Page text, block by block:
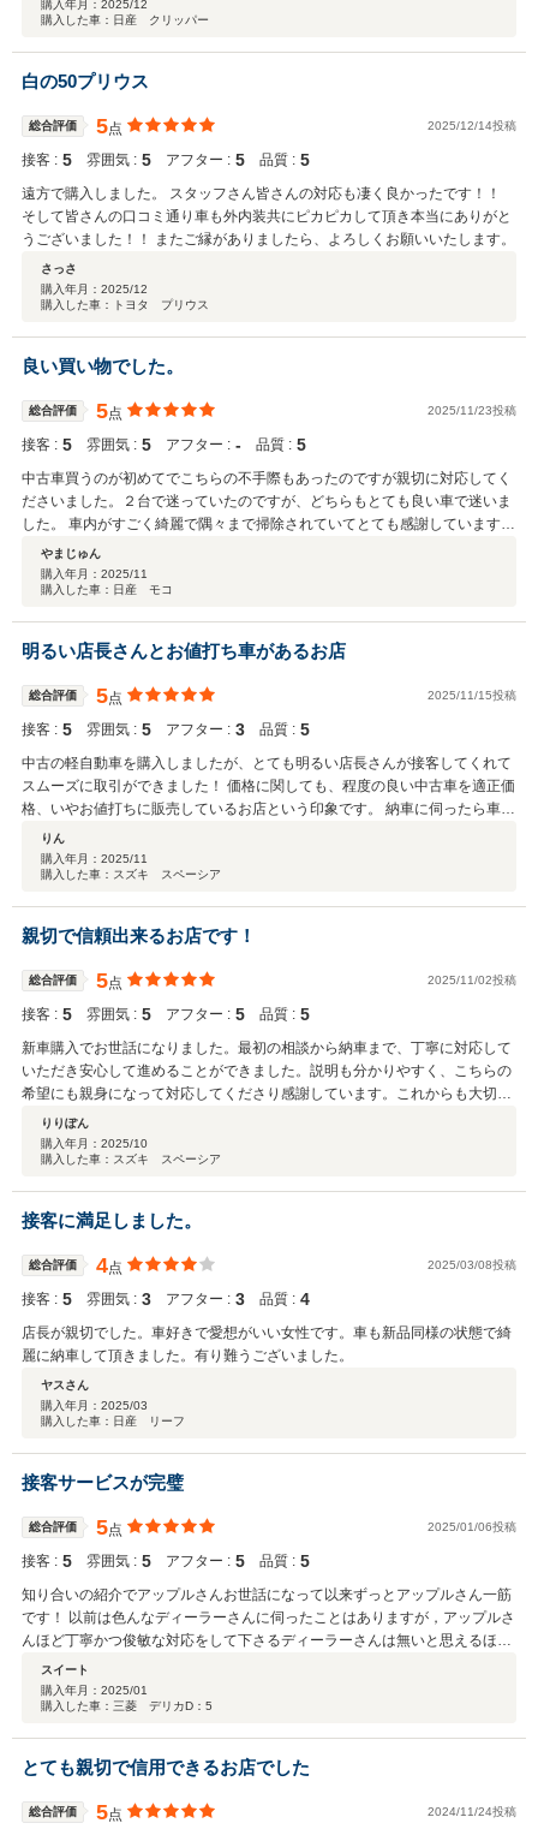
ン品を進めてくる様な事もなく、至ってシンプルに車を購入できるという感
きれいな状態で納車していただけました。（コーティングもいい感じです）
それでいてこのくらいは当たり前です！ってゆう感じも好感をもてました。
過剰なサービスや押しの強い店は苦手な私にとっても、また、そう言ったシ
ンプルな車の買い方がしたい方にもオススメできるお店です。
購入年月： 2025/12
購入した車：日産 クリッパー
白の50プリウス
総合評価 5点 2025/12/14投稿
接客 : 5 雰囲気 : 5 アフター : 5 品質 : 5
遠方で購入しました。 スタッフさん皆さんの対応も凄く良かったです！！
そして皆さんの口コミ通り車も外内装共にピカピカして頂き本当にありがと
うございました！！ またご縁がありましたら、よろしくお願いいたします。
さっさ
購入年月： 2025/12
購入した車：トヨタ プリウス
良い買い物でした。
総合評価 5点 2025/11/23投稿
接客 : 5 雰囲気 : 5 アフター : ‐ 品質 : 5
中古車買うのが初めてでこちらの不手際もあったのですが親切に対応してく
ださいました。２台で迷っていたのですが、どちらもとても良い車で迷いま
した。 車内がすごく綺麗で隅々まで掃除されていてとても感謝しています。
ボディーはコーティングで凄く綺麗でした。 もう一台の乗り換えする際もお
願いしようと思います。ありがとうございました。
やまじゅん
購入年月： 2025/11
購入した車：日産 モコ
明るい店長さんとお値打ち車があるお店
総合評価 5点 2025/11/15投稿
接客 : 5 雰囲気 : 5 アフター : 3 品質 : 5
中古の軽自動車を購入しましたが、とても明るい店長さんが接客してくれて
スムーズに取引ができました！ 価格に関しても、程度の良い中古車を適正価
格、いやお値打ちに販売しているお店という印象です。 納車に伺ったら車も
ピカピカに磨かれていて、感動しました！ また御縁があればぜひよろしくお
願いします！
りん
購入年月： 2025/11
購入した車：スズキ スペーシア
親切で信頼出来るお店です！
総合評価 5点 2025/11/02投稿
接客 : 5 雰囲気 : 5 アフター : 5 品質 : 5
新車購入でお世話になりました。最初の相談から納車まで、丁寧に対応して
いただき安心して進めることができました。説明も分かりやすく、こちらの
希望にも親身になって対応してくださり感謝しています。これからも大切に
乗りたいと思います。ありがとうございました！
りりぽん
購入年月： 2025/10
購入した車：スズキ スペーシア
接客に満足しました。
総合評価 4点 2025/03/08投稿
接客 : 5 雰囲気 : 3 アフター : 3 品質 : 4
店長が親切でした。車好きで愛想がいい女性です。車も新品同様の状態で綺
麗に納車して頂きました。有り難うございました。
ヤスさん
購入年月： 2025/03
購入した車：日産 リーフ
接客サービスが完璧
総合評価 5点 2025/01/06投稿
接客 : 5 雰囲気 : 5 アフター : 5 品質 : 5
知り合いの紹介でアップルさんお世話になって以来ずっとアップルさん一筋
です！ 以前は色んなディーラーさんに伺ったことはありますが，アップルさ
んほど丁寧かつ俊敏な対応をして下さるディーラーさんは無いと思えるほど
素晴らしいです！ 親身に相談に応じてくれ，要望にも気持ち良く対応してく
れます！ またアフターサービスもとても良く毎回大満足です！ とにかく安
心してお任せできるディーラーさんです！ 車のことでお困りの方や購入した
スイート
購入年月： 2025/01
購入した車：三菱 デリカD：5
とても親切で信用できるお店でした
総合評価 5点 2024/11/24投稿